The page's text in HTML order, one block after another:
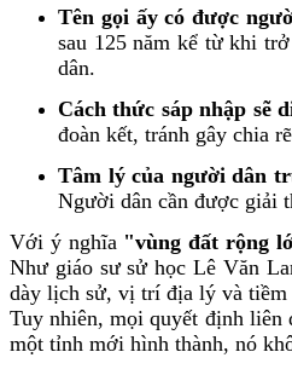
Tên gọi ấy có được
sau 125 năm kể từ khi
dân.
Cách thức sáp nhập sẽ
đoàn kết, tránh gây chia
Tâm lý của người dân
Người dân cần được giải
Với ý nghĩa "vùng đất rộng
Như giáo sư sử học Lê Văn
dày lịch sử, vị trí địa lý và tiềm
Tuy nhiên, mọi quyết định liên
một tỉnh mới hình thành, nó